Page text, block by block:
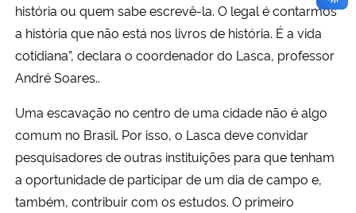
história ou quem sabe escrevê-la. O legal é contarmos
a história que não está nos livros de história. É a vida
cotidiana”, declara o coordenador do Lasca, professor
André Soares..
Uma escavação no centro de uma cidade não é algo
comum no Brasil. Por isso, o Lasca deve convidar
pesquisadores de outras instituições para que tenham
a oportunidade de participar de um dia de campo e,
também, contribuir com os estudos. O primeiro